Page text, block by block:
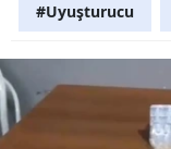
#Uyuşturucu